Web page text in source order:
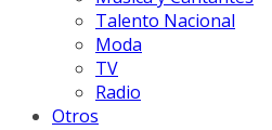
Talento Nacional
Moda
TV
Radio
Otros